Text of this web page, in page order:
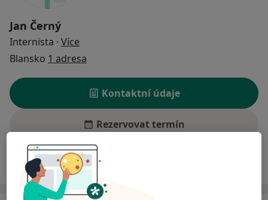
Jan Černý
Internista · Více
Blansko 1 adresa
Kontaktní údaje
Rezervovat termín
Ceník Adresy